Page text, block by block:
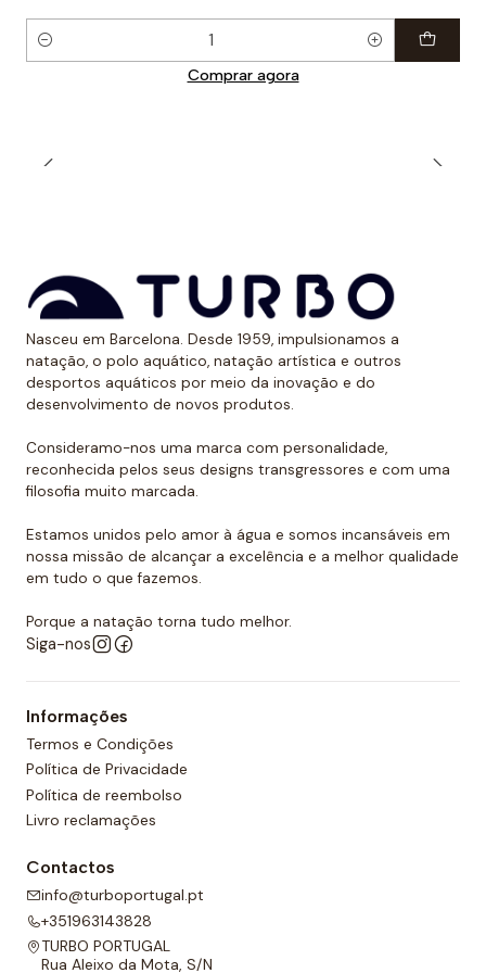
Quantidade
Comprar agora
Nasceu em Barcelona. Desde 1959, impulsionamos a
natação, o polo aquático, natação artística e outros
desportos aquáticos por meio da inovação e do
desenvolvimento de novos produtos.
Consideramo-nos uma marca com personalidade,
reconhecida pelos seus designs transgressores e com uma
filosofia muito marcada.
Estamos unidos pelo amor à água e somos incansáveis em
nossa missão de alcançar a excelência e a melhor qualidade
em tudo o que fazemos.
Porque a natação torna tudo melhor.
Siga-nos
Informações
Termos e Condições
Política de Privacidade
Política de reembolso
Livro reclamações
Contactos
info@turboportugal.pt
+351963143828
TURBO PORTUGAL
Rua Aleixo da Mota, S/N